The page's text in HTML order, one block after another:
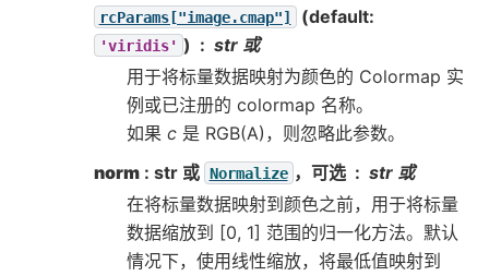
rcParams["image.cmap"] (default:
'viridis' )
str 或
用于将标量数据映射为颜色的 Colormap 实
例或已注册的 colormap 名称。
如果 c是 RGB(A)，则忽略此参数。
norm: str 或 Normalize ，可选
str 或
在将标量数据映射到颜色之前，用于将标量
数据缩放到 [0, 1] 范围的归一化方法。默认
情况下，使用线性缩放，将最低值映射到